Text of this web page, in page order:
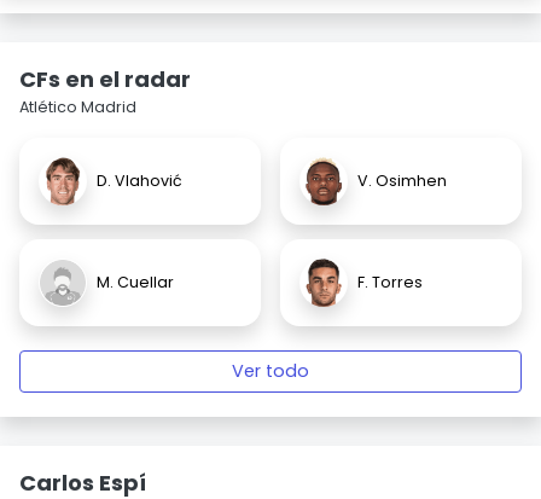
CFs en el radar
Atlético Madrid
D. Vlahović V. Osimhen
M. Cuellar F. Torres
Ver todo
Carlos Espí